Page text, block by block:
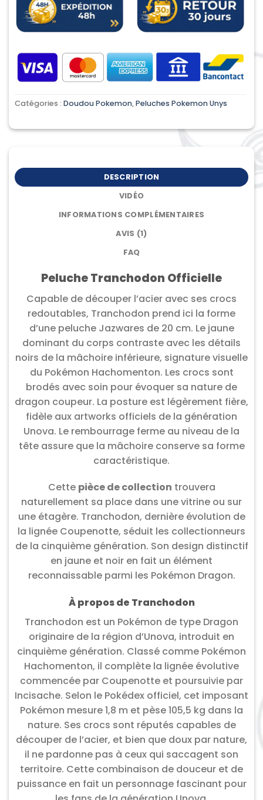
Catégories : Doudou Pokemon,Peluches Pokemon Unys
DESCRIPTION
VIDÉO
INFORMATIONS COMPLÉMENTAIRES
AVIS (1)
FAQ
Peluche Tranchodon Officielle
Capable de découper l’acier avec ses crocs
redoutables, Tranchodon prend ici la forme
d’une peluche Jazwares de 20 cm. Le jaune
dominant du corps contraste avec les détails
noirs de la mâchoire inférieure, signature visuelle
du Pokémon Hachomenton. Les crocs sont
brodés avec soin pour évoquer sa nature de
dragon coupeur. La posture est légèrement fière,
fidèle aux artworks officiels de la génération
Unova. Le rembourrage ferme au niveau de la
tête assure que la mâchoire conserve sa forme
caractéristique.
Cette pièce de collection trouvera
naturellement sa place dans une vitrine ou sur
une étagère. Tranchodon, dernière évolution de
la lignée Coupenotte, séduit les collectionneurs
de la cinquième génération. Son design distinctif
en jaune et noir en fait un élément
reconnaissable parmi les Pokémon Dragon.
À propos de Tranchodon
Tranchodon est un Pokémon de type Dragon
originaire de la région d’Unova, introduit en
cinquième génération. Classé comme Pokémon
Hachomenton, il complète la lignée évolutive
commencée par Coupenotte et poursuivie par
Incisache. Selon le Pokédex officiel, cet imposant
Pokémon mesure 1,8 m et pèse 105,5 kg dans la
nature. Ses crocs sont réputés capables de
découper de l’acier, et bien que doux par nature,
il ne pardonne pas à ceux qui saccagent son
territoire. Cette combinaison de douceur et de
puissance en fait un personnage fascinant pour